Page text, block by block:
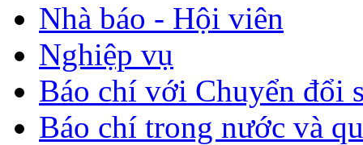
Nhà báo - Hội viên
Nghiệp vụ
Báo chí với Chuyển đổi
Báo chí trong nước và